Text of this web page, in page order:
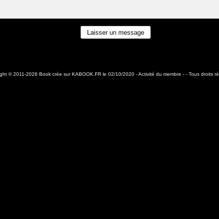
© 2011-2026 Book crée surKABOOK.FR le 02/10/2020 -Activité du membre - - Tous droits